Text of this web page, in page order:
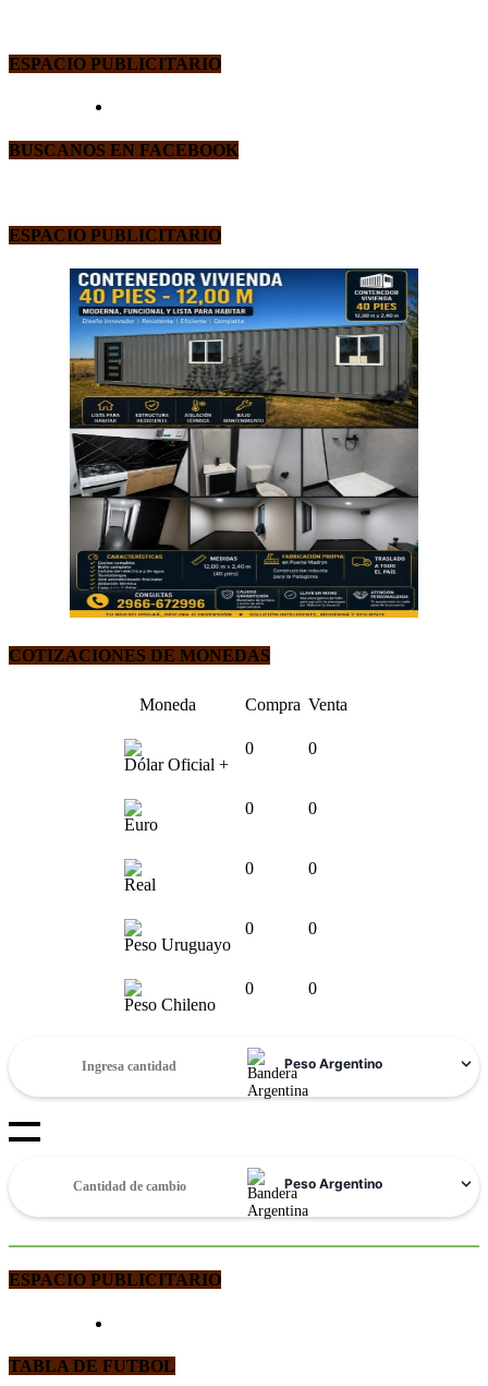
ESPACIO PUBLICITARIO
BUSCANOS EN FACEBOOK
ESPACIO PUBLICITARIO
COTIZACIONES DE MONEDAS
Moneda Compra Venta
Dólar Oficial +
0 0
Euro
0 0
Real
0 0
Peso Uruguayo
0 0
Peso Chileno
0 0
ESPACIO PUBLICITARIO
TABLA DE FUTBOL